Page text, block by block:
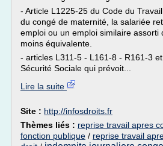
- Article L1225-25 du Code du
du congé de maternité, la salariée
emploi ou un emploi similaire assorti
moins équivalente.
- articles L311-5 - L161-8 - R161-3
Sécurité Sociale qui prévoit...
Lire la suite
Site : http://infosdroits.fr
Thèmes liés : reprise travail apres
fonction publique / reprise travail